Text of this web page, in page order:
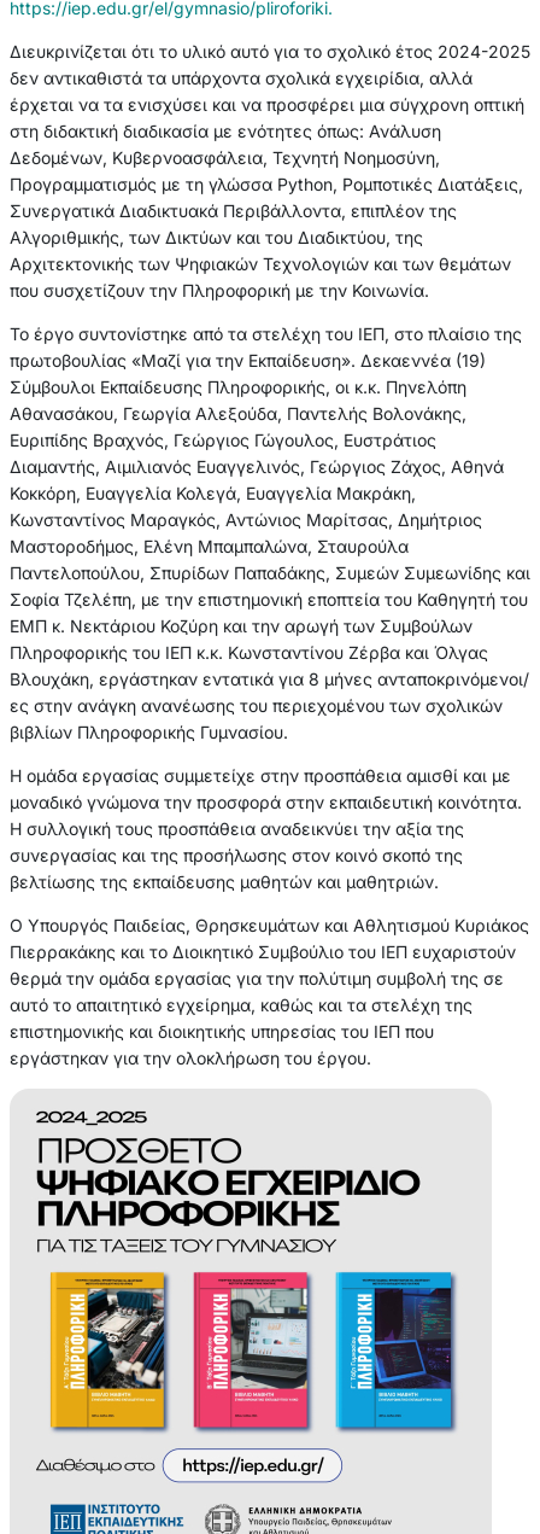
https://iep.edu.gr/el/gymnasio/pliroforiki.
Διευκρινίζεται ότι το υλικό αυτό για το σχολικό έτος 2024-2025
δεν αντικαθιστά τα υπάρχοντα σχολικά εγχειρίδια, αλλά
έρχεται να τα ενισχύσει και να προσφέρει μια σύγχρονη οπτική
στη διδακτική διαδικασία με ενότητες όπως: Ανάλυση
Δεδομένων, Κυβερνοασφάλεια, Τεχνητή Νοημοσύνη,
Προγραμματισμός με τη γλώσσα Python, Ρομποτικές Διατάξεις,
Συνεργατικά Διαδικτυακά Περιβάλλοντα, επιπλέον της
Αλγοριθμικής, των Δικτύων και του Διαδικτύου, της
Αρχιτεκτονικής των Ψηφιακών Τεχνολογιών και των θεμάτων
που συσχετίζουν την Πληροφορική με την Κοινωνία.
Το έργο συντονίστηκε από τα στελέχη του ΙΕΠ, στο πλαίσιο της
πρωτοβουλίας «Μαζί για την Εκπαίδευση». Δεκαεννέα (19)
Σύμβουλοι Εκπαίδευσης Πληροφορικής, οι κ.κ. Πηνελόπη
Αθανασάκου, Γεωργία Αλεξούδα, Παντελής Βολονάκης,
Ευριπίδης Βραχνός, Γεώργιος Γώγουλος, Ευστράτιος
Διαμαντής, Αιμιλιανός Ευαγγελινός, Γεώργιος Ζάχος, Αθηνά
Κοκκόρη, Ευαγγελία Κολεγά, Ευαγγελία Μακράκη,
Κωνσταντίνος Μαραγκός, Αντώνιος Μαρίτσας, Δημήτριος
Μαστοροδήμος, Ελένη Μπαμπαλώνα, Σταυρούλα
Παντελοπούλου, Σπυρίδων Παπαδάκης, Συμεών Συμεωνίδης και
Σοφία Τζελέπη, με την επιστημονική εποπτεία του Καθηγητή του
ΕΜΠ κ. Νεκτάριου Κοζύρη και την αρωγή των Συμβούλων
Πληροφορικής του ΙΕΠ κ.κ. Κωνσταντίνου Ζέρβα και Όλγας
Βλουχάκη, εργάστηκαν εντατικά για 8 μήνες ανταποκρινόμενοι/
ες στην ανάγκη ανανέωσης του περιεχομένου των σχολικών
βιβλίων Πληροφορικής Γυμνασίου.
Η ομάδα εργασίας συμμετείχε στην προσπάθεια αμισθί και με
μοναδικό γνώμονα την προσφορά στην εκπαιδευτική κοινότητα.
Η συλλογική τους προσπάθεια αναδεικνύει την αξία της
συνεργασίας και της προσήλωσης στον κοινό σκοπό της
βελτίωσης της εκπαίδευσης μαθητών και μαθητριών.
Ο Υπουργός Παιδείας, Θρησκευμάτων και Αθλητισμού Κυριάκος
Πιερρακάκης και το Διοικητικό Συμβούλιο του ΙΕΠ ευχαριστούν
θερμά την ομάδα εργασίας για την πολύτιμη συμβολή της σε
αυτό το απαιτητικό εγχείρημα, καθώς και τα στελέχη της
επιστημονικής και διοικητικής υπηρεσίας του ΙΕΠ που
εργάστηκαν για την ολοκλήρωση του έργου.